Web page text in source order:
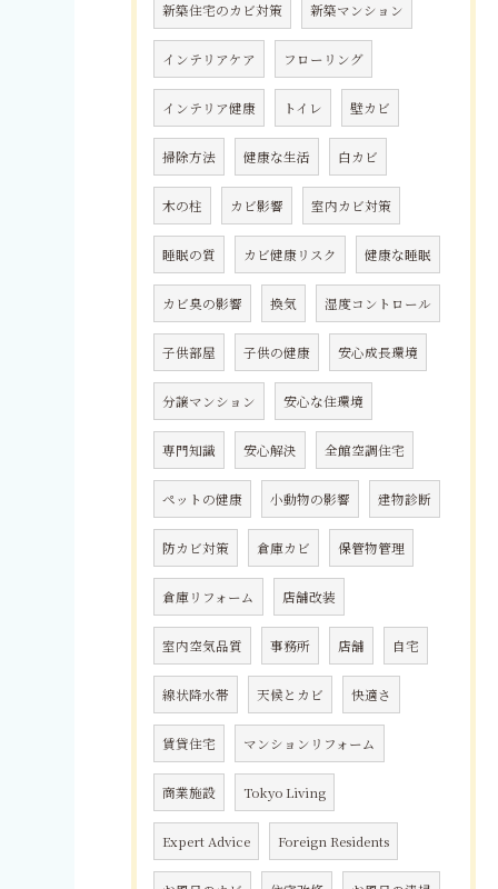
新築住宅のカビ対策 新築マンション
インテリアケア フローリング
インテリア健康 トイレ 壁カビ
掃除方法 健康な生活 白カビ
木の柱 カビ影響 室内カビ対策
睡眠の質 カビ健康リスク 健康な睡眠
カビ臭の影響 換気 湿度コントロール
子供部屋 子供の健康 安心成長環境
分譲マンション 安心な住環境
専門知識 安心解決 全館空調住宅
ペットの健康 小動物の影響 建物診断
防カビ対策 倉庫カビ 保管物管理
倉庫リフォーム 店舗改装
室内空気品質 事務所 店舗 自宅
線状降水帯 天候とカビ 快適さ
賃貸住宅 マンションリフォーム
商業施設 Tokyo Living
Expert Advice Foreign Residents